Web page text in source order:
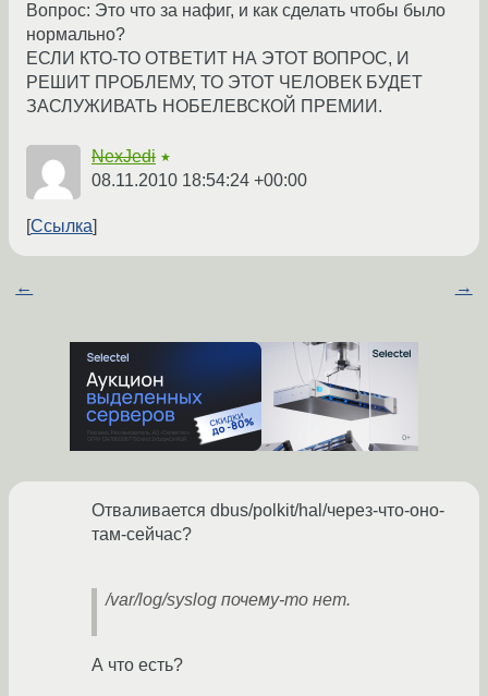
Вопрос: Это что за нафиг, и как сделать чтобы было
нормально?
ЕСЛИ КТО-ТО ОТВЕТИТ НА ЭТОТ ВОПРОС, И
РЕШИТ ПРОБЛЕМУ, ТО ЭТОТ ЧЕЛОВЕК БУДЕТ
ЗАСЛУЖИВАТЬ НОБЕЛЕВСКОЙ ПРЕМИИ.
NexJedi ★
08.11.2010 18:54:24 +00:00
Ссылка
← →
Отваливается dbus/polkit/hal/через-что-оно-
там-сейчас?
/var/log/syslog почему-то нет.
А что есть?